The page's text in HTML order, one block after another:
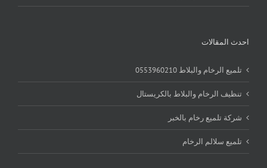
احدث المقالات
تلميع الرخام والبلاط 0553960210
تنظيف الرخام والبلاط بالكريستال
شركة تلميع رخام بالخبر
تلميع سلالم الرخام